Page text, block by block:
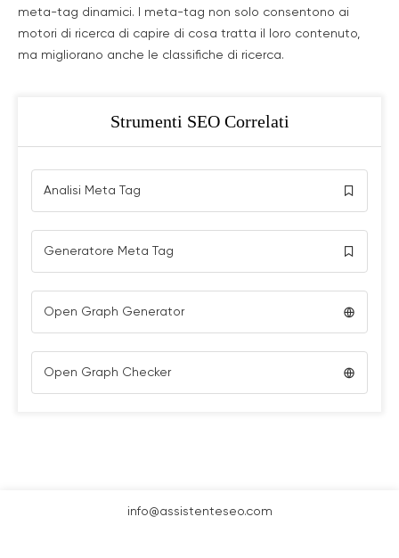
meta-tag dinamici. I meta-tag non solo consentono ai
motori di ricerca di capire di cosa tratta il loro contenuto,
ma migliorano anche le classifiche di ricerca.
Strumenti SEO Correlati
Analisi Meta Tag
Generatore Meta Tag
Open Graph Generator
Open Graph Checker
info@assistenteseo.com